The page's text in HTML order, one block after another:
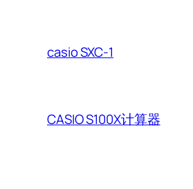
casio SXC-1
CASIO S100X计算器